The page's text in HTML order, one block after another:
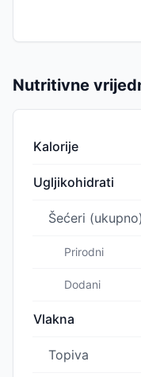
Nutritivne
Kalorije
Ugljikohidrati
Šećeri (ukupno)
Prirodni
Dodani
Vlakna
Topiva